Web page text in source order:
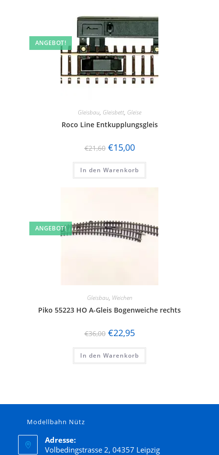
ANGEBOT!
Gleisbau, Gleisbett, Gleise
Roco Line Entkupplungsgleis
€21,60 €15,00
In den Warenkorb
ANGEBOT!
Gleisbau, Weichen
Piko 55223 HO A-Gleis Bogenweiche rechts
€36,00 €22,95
In den Warenkorb
Modellbahn Nütz
Adresse:
Volbedingstrasse 2, 04357 Leipzig